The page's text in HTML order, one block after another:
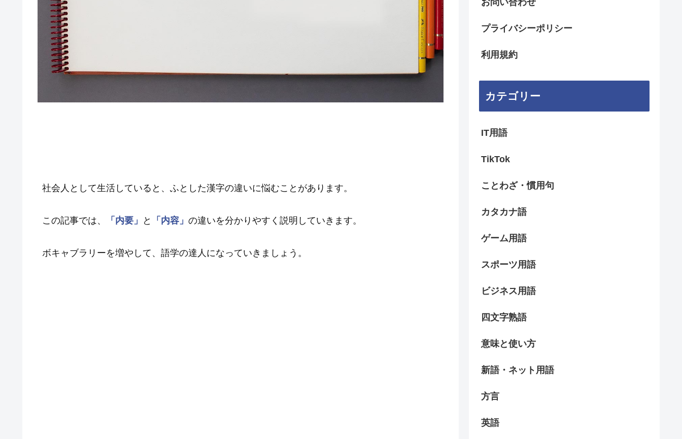
社会人として生活していると、ふとした漢字の違いに悩むことがあります。
この記事では、 「内要」 と 「内容」 の違いを分かりやすく説明していきます。
ボキャブラリーを増やして、語学の達人になっていきましょう。
プライバシーポリシー
利用規約
カテゴリー
IT用語
TikTok
ことわざ・慣用句
カタカナ語
ゲーム用語
スポーツ用語
ビジネス用語
四文字熟語
意味と使い方
新語・ネット用語
方言
英語